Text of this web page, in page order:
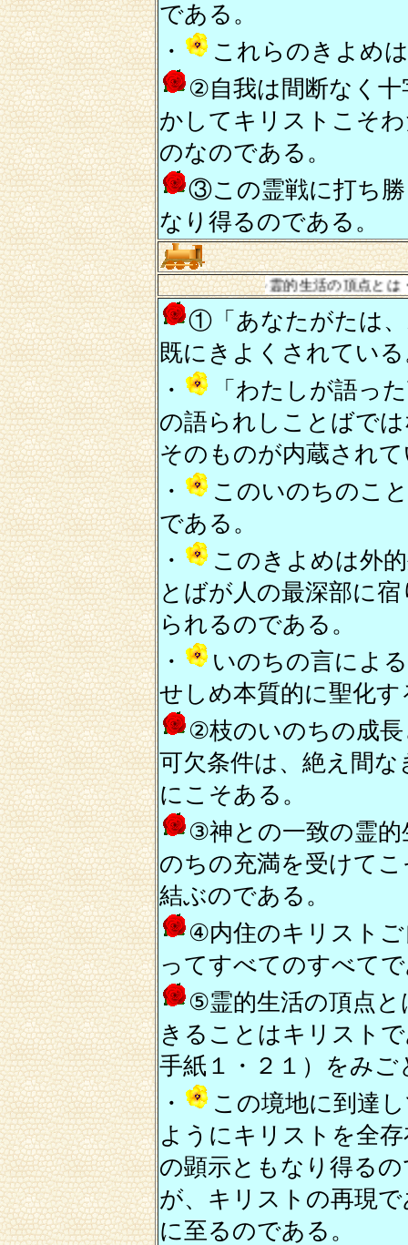
である。
・
これらのきよめ
②自我は間断なく
かしてキリストこそ
のなのである。
③この霊戦に打ち
なり得るのである。
～霊的生活の頂点とは・・・・・・
①「あなたがたは
既にきよくされてい
・
「わたしが語っ
の語られしことばで
そのものが内蔵され
・
このいのちのこ
である。
・
このきよめは外
とばが人の最深部に
られるのである。
・
いのちの言によ
せしめ本質的に聖化
②枝のいのちの成
可欠条件は、絶え間
にこそある。
③神との一致の霊
のちの充満を受けて
結ぶのである。
④内住のキリスト
ってすべてのすべて
⑤霊的生活の頂点
きることはキリスト
手紙１・２１）をみ
・
この境地に到達
ようにキリストを全
の顕示ともなり得る
が、キリストの再現
に至るのである。